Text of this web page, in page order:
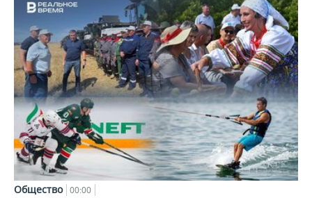
Общество 00:00